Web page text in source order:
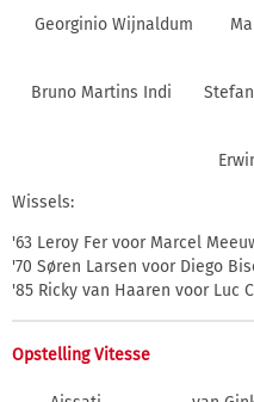
Georginio Wijnaldum
Bruno Martins Indi
Wissels:
'63 Leroy Fer voor Marcel
'70 Søren Larsen voor Diego
'85 Ricky van Haaren voor Luc
Opstelling Vitesse